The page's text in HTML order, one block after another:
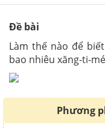
Đề bài
Làm thế nào để
bao nhiêu xăng-ti-
Phương